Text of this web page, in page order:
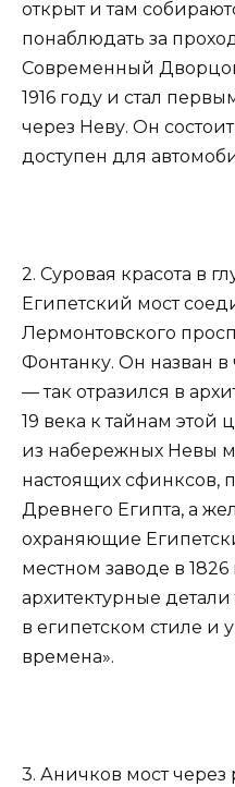
открыт и там
понаблюдать за
Современный
1916 году и стал
через Неву. Он
доступен для
2. Суровая красота в
Египетский мост
Лермонтовского
Фонтанку. Он назван в
— так отразился в
19 века к тайнам
из набережных Невы
настоящих сфинксов,
Древнего Египта, а
охраняющие
местном заводе в
архитектурные
в египетском стиле и
времена».
3. Аничков мост через